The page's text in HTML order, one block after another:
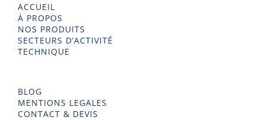
ACCUEIL
À PROPOS
NOS PRODUITS
SECTEURS D’ACTIVITÉ
TECHNIQUE
BLOG
MENTIONS LEGALES
CONTACT & DEVIS